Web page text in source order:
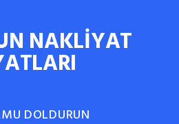
NAKLİYAT
DOLDURUN